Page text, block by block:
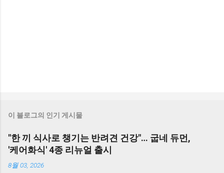
이 블로그의 인기 게시물
"한 끼 식사로 챙기는 반려견 건강"… 굽네 듀먼,
'케어화식' 4종 리뉴얼 출시
8월 03, 2026